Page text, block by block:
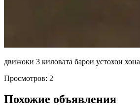
движоки 3 киловата барои устохои
Просмотров: 2
Похожие объявления